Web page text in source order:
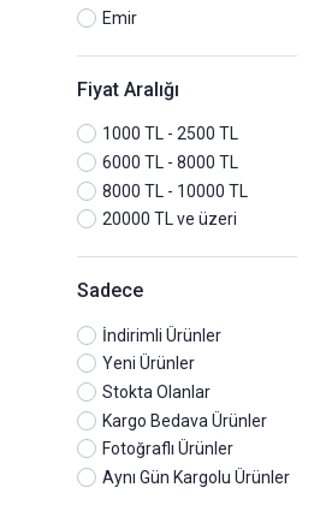
Emir
Fiyat Aralığı
1000 TL - 2500 TL
6000 TL - 8000 TL
8000 TL - 10000 TL
20000 TL ve üzeri
Sadece
İndirimli Ürünler
Yeni Ürünler
Stokta Olanlar
Kargo Bedava Ürünler
Fotoğraflı Ürünler
Aynı Gün Kargolu Ürünler